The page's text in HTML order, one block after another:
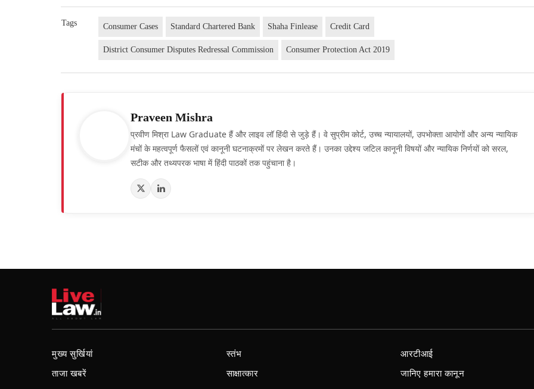
Tags Consumer Cases Standard Chartered Bank Shaha Finlease Credit Card
District Consumer Disputes Redressal Commission Consumer Protection Act 2019
Praveen Mishra
प्रवीण मिश्रा Law Graduate हैं और लाइव लॉ हिंदी से जुड़े हैं। वे सुप्रीम कोर्ट, उच्च न्यायालयों, उपभोक्ता आयोगों और अन्य न्यायिक
मंचों के महत्वपूर्ण फैसलों एवं कानूनी घटनाक्रमों पर लेखन करते हैं। उनका उद्देश्य जटिल कानूनी विषयों और न्यायिक निर्णयों को सरल,
सटीक और तथ्यपरक भाषा में हिंदी पाठकों तक पहुंचाना है।
मुख्य सुर्खियां
ताजा खबरें
स्तंभ
साक्षात्कार
आरटीआई
जानिए हमारा कानून